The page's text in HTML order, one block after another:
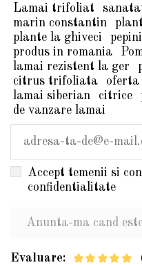
Lamai trifoliat
marin constantin
plante la ghiveci
produs in romania
lamai rezistent la ger
citrus trifoliata
oferta
lamai siberian
citrice
de vanzare lamai
Accept temenii si
confidentialitate
Evaluare: